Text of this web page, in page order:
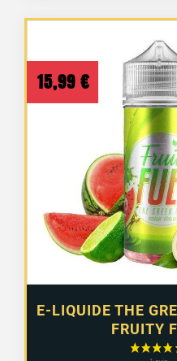
E-LIQUIDE THE
FRUITY
15,99 €